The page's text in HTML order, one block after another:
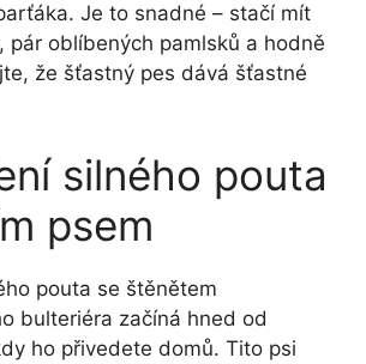
Je to snadné – stačí ‍mít
pár oblíbených pamlsků a​ hodně
že šťastný pes dává šťastné
silného pouta
psem
pouta se štěnětem
bulteriéra začíná hned od
ho přivedete ​domů. Tito psi